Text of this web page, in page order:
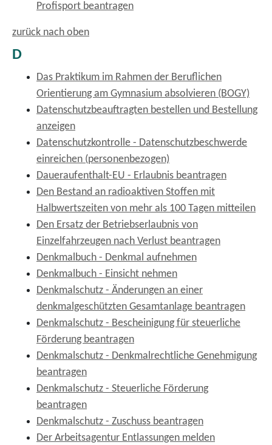
Profisport beantragen
zurück nach oben
D
Das Praktikum im Rahmen der Beruflichen
Orientierung am Gymnasium absolvieren (BOGY)
Datenschutzbeauftragten bestellen und Bestellung
anzeigen
Datenschutzkontrolle - Datenschutzbeschwerde
einreichen (personenbezogen)
Daueraufenthalt-EU - Erlaubnis beantragen
Den Bestand an radioaktiven Stoffen mit
Halbwertszeiten von mehr als 100 Tagen mitteilen
Den Ersatz der Betriebserlaubnis von
Einzelfahrzeugen nach Verlust beantragen
Denkmalbuch - Denkmal aufnehmen
Denkmalbuch - Einsicht nehmen
Denkmalschutz - Änderungen an einer
denkmalgeschützten Gesamtanlage beantragen
Denkmalschutz - Bescheinigung für steuerliche
Förderung beantragen
Denkmalschutz - Denkmalrechtliche Genehmigung
beantragen
Denkmalschutz - Steuerliche Förderung
beantragen
Denkmalschutz - Zuschuss beantragen
Der Arbeitsagentur Entlassungen melden